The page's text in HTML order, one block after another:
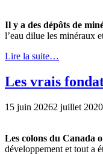
Il y a des dépôts de
l’eau dilue les minéraux
Lire la suite…
Les vrais
15 juin 20262 juillet 2020
Les colons du Canada
développement et tout a